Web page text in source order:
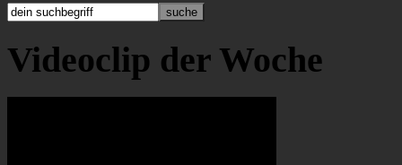
Videoclip der Woche